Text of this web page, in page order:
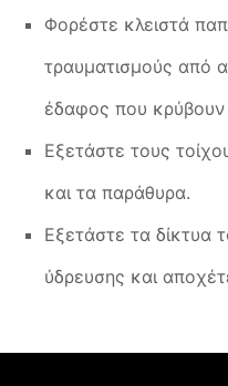
Φορέστε κλειστά
τραυματισμούς από
έδαφος που κρύβουν
Εξετάστε τους
και τα παράθυρα.
Εξετάστε τα δίκτυα
ύδρευσης και